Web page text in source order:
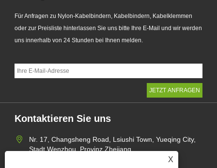
X
Für Anfragen zu Nylon-Kabelbindern, Kabelbindern, Kabelklemmen
oder zur Preisliste hinterlassen Sie uns bitte Ihre E-Mail und wir werden
uns innerhalb von 24 Stunden bei Ihnen melden.
Kontaktieren Sie uns
Nr. 17, Changsheng Road, Lsiushi Town, Yueqing City,
Stadt Wenzhou, Provinz Zhejiang